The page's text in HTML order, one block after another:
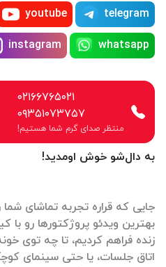
به دال‌شو خوش اومدید!
جایی که قراره تجربه تماشای
بهترین ویدئو پروژکتورها رو
زنده فراهم کردیم، تا چه توی
اتاق جلسات، یا حتی سینمای
telegram
youtube
whatsapp
instagram
۰۲۱۶۶۷۶۵۰۲۱
۰۹۳۵۱۰۷۳۷۵۷
منتظر صدای گرم شما هستیم!